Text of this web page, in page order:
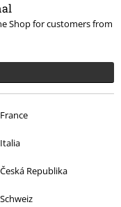
Shop for customers from
Republika